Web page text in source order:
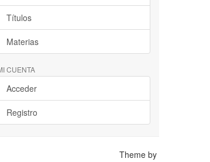
Títulos
Materias
CUENTA
Acceder
Registro
Theme by